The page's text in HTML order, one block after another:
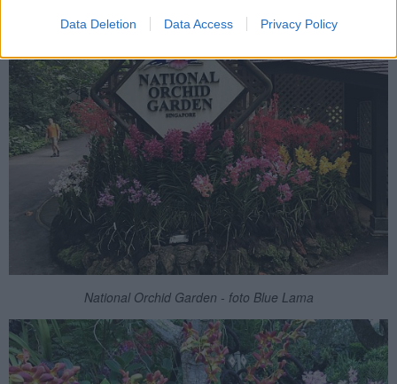
Data Deletion Data Access Privacy Policy
National Orchid Garden - foto Blue Lama